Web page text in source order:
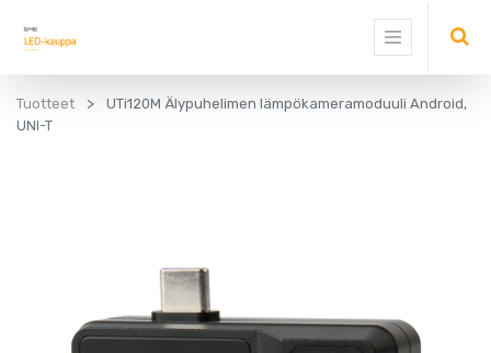
Tuotteet
UTi120M Älypuhelimen lämpökameramoduuli Android,
UNI-T